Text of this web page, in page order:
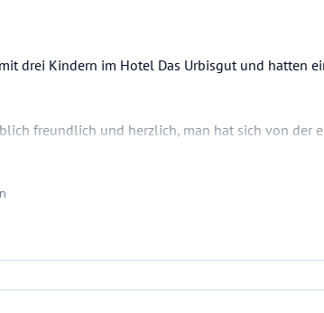
drei Kindern im Hotel Das Urbisgut und hatten
freundlich und herzlich, man hat sich von der
wunderschöne Umgebung. Es gibt unzählige